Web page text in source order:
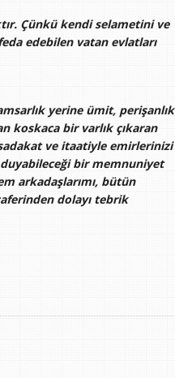
Çünkü kendi selametini ve
edebilen vatan evlatları
yerine ümit, perişanlık
koskaca bir varlık çıkaran
ve itaatiyle emirlerinizi
bir memnuniyet
arkadaşlarımı, bütün
dolayı tebrik